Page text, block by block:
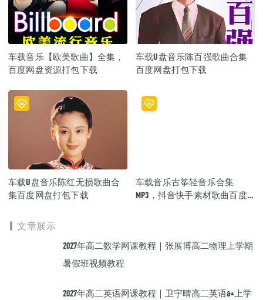
车载音乐【欧美歌曲】全集，
百度网盘资源打包下载
车载U盘音乐陈百强歌曲合集
百度网盘打包下载
车载U盘音乐陈红无损歌曲合
集百度网盘打包下载
车载音乐古筝轻音乐合集
MP3，抖音快手素材歌曲百度
文章展示
2027年高二数学网课教程｜张展博高二物理上学期
暑假班视频教程
2027年高二英语网课教程｜卫宇晴高二英语a+上学